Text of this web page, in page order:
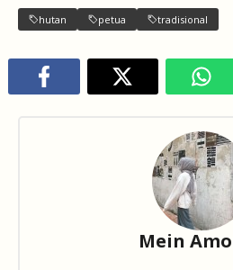
hutan petua tradisional
Mein